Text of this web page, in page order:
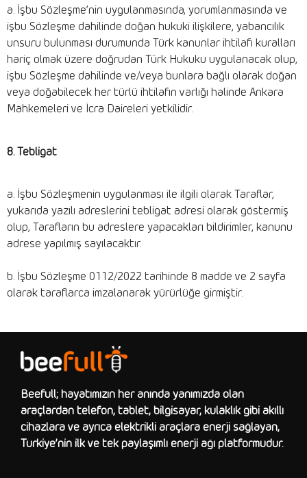
a. İşbu Sözleşme’nin uygulanmasında, yorumlanmasında ve
işbu Sözleşme dahilinde doğan hukuki ilişkilere, yabancılık
unsuru bulunması durumunda Türk kanunlar ihtilafı kuralları
hariç olmak üzere doğrudan Türk Hukuku uygulanacak olup,
işbu Sözleşme dahilinde ve/veya bunlara bağlı olarak doğan
veya doğabilecek her türlü ihtilafın varlığı halinde Ankara
Mahkemeleri ve İcra Daireleri yetkilidir.
8. Tebligat
a. İşbu Sözleşmenin uygulanması ile ilgili olarak Taraflar,
yukarıda yazılı adreslerini tebligat adresi olarak göstermiş
olup, Tarafların bu adreslere yapacakları bildirimler, kanunu
adrese yapılmış sayılacaktır.
b. İşbu Sözleşme 0112/2022 tarihinde 8 madde ve 2 sayfa
olarak taraflarca imzalanarak yürürlüğe girmiştir.
Beefull; hayatımızın her anında yanımızda olan
araçlardan telefon, tablet, bilgisayar, kulaklık gibi akıllı
cihazlara ve ayrıca elektrikli araçlara enerji sağlayan,
Türkiye’nin ilk ve tek paylaşımlı enerji ağı platformudur.